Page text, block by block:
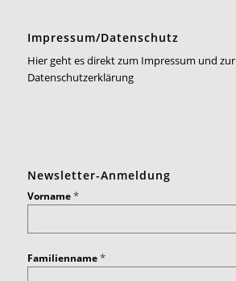
Impressum/Datenschutz
Hier geht es direkt zum Impressum und zur
Datenschutzerklärung
Newsletter-Anmeldung
Vorname*
Familienname*